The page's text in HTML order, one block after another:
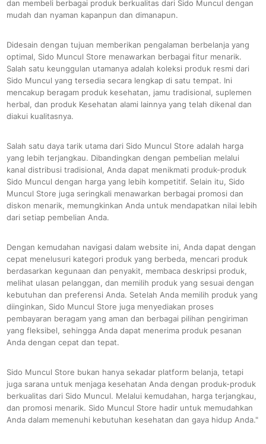
dan membeli berbagai produk berkualitas dari Sido Muncul dengan
mudah dan nyaman kapanpun dan dimanapun.
Didesain dengan tujuan memberikan pengalaman berbelanja yang
optimal, Sido Muncul Store menawarkan berbagai fitur menarik.
Salah satu keunggulan utamanya adalah koleksi produk resmi dari
Sido Muncul yang tersedia secara lengkap di satu tempat. Ini
mencakup beragam produk kesehatan, jamu tradisional, suplemen
herbal, dan produk Kesehatan alami lainnya yang telah dikenal dan
diakui kualitasnya.
Salah satu daya tarik utama dari Sido Muncul Store adalah harga
yang lebih terjangkau. Dibandingkan dengan pembelian melalui
kanal distribusi tradisional, Anda dapat menikmati produk-produk
Sido Muncul dengan harga yang lebih kompetitif. Selain itu, Sido
Muncul Store juga seringkali menawarkan berbagai promosi dan
diskon menarik, memungkinkan Anda untuk mendapatkan nilai lebih
dari setiap pembelian Anda.
Dengan kemudahan navigasi dalam website ini, Anda dapat dengan
cepat menelusuri kategori produk yang berbeda, mencari produk
berdasarkan kegunaan dan penyakit, membaca deskripsi produk,
melihat ulasan pelanggan, dan memilih produk yang sesuai dengan
kebutuhan dan preferensi Anda. Setelah Anda memilih produk yang
diinginkan, Sido Muncul Store juga menyediakan proses
pembayaran beragam yang aman dan berbagai pilihan pengiriman
yang fleksibel, sehingga Anda dapat menerima produk pesanan
Anda dengan cepat dan tepat.
Sido Muncul Store bukan hanya sekadar platform belanja, tetapi
juga sarana untuk menjaga kesehatan Anda dengan produk-produk
berkualitas dari Sido Muncul. Melalui kemudahan, harga terjangkau,
dan promosi menarik. Sido Muncul Store hadir untuk memudahkan
Anda dalam memenuhi kebutuhan kesehatan dan gaya hidup Anda."